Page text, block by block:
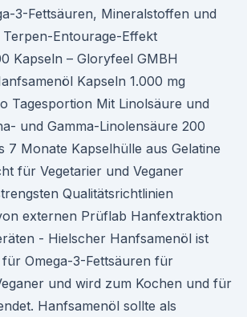
3-Fettsäuren, Mineralstoffen und
Terpen-Entourage-Effekt
Kapseln – Gloryfeel GMBH
Kapseln 1.000 mg
Tagesportion Mit Linolsäure und
und Gamma-Linolensäure 200
7 Monate Kapselhülle aus Gelatine
für Vegetarier und Veganer
Qualitätsrichtlinien
externen Prüflab Hanfextraktion
- Hielscher Hanfsamenöl ist
für Omega-3-Fettsäuren für
und wird zum Kochen und für
Hanfsamenöl sollte als